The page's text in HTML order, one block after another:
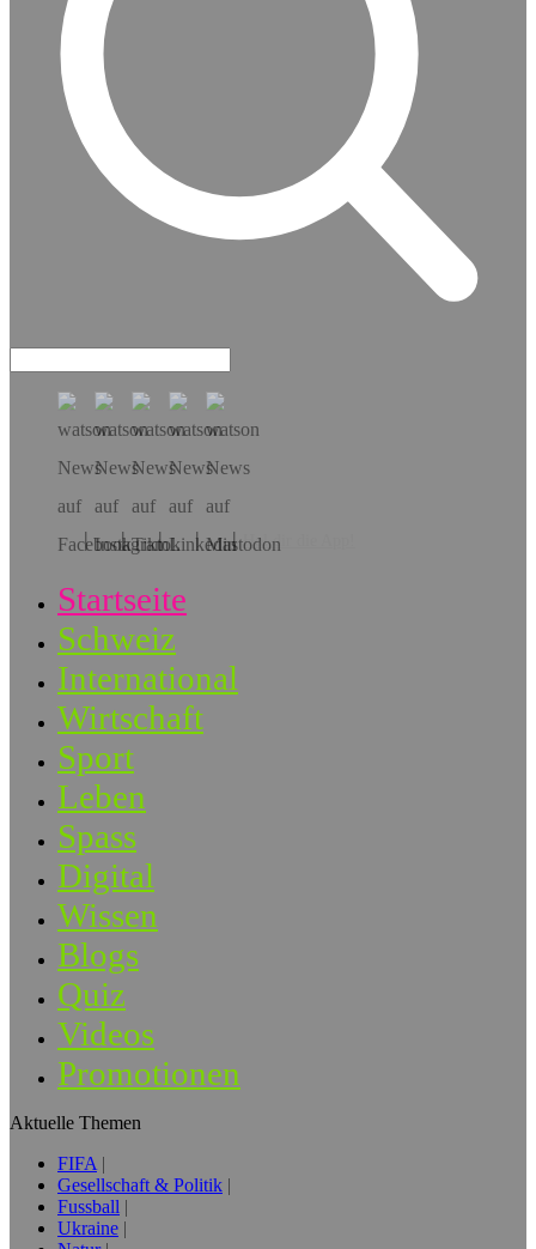
Hol dir die App!
Startseite
Schweiz
International
Wirtschaft
Sport
Leben
Spass
Digital
Wissen
Blogs
Quiz
Videos
Promotionen
Aktuelle Themen
FIFA
Gesellschaft & Politik
Fussball
Ukraine